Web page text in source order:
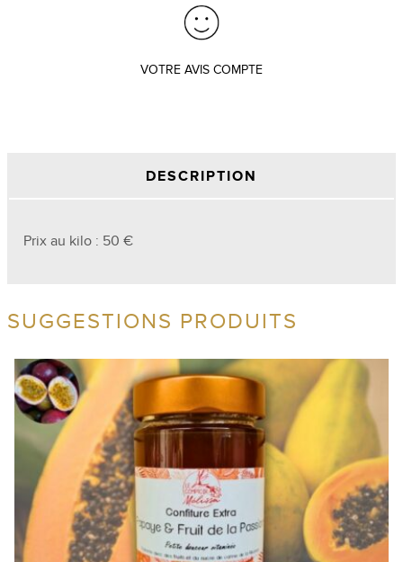
VOTRE AVIS COMPTE
DESCRIPTION
Prix au kilo : 50 €
SUGGESTIONS PRODUITS